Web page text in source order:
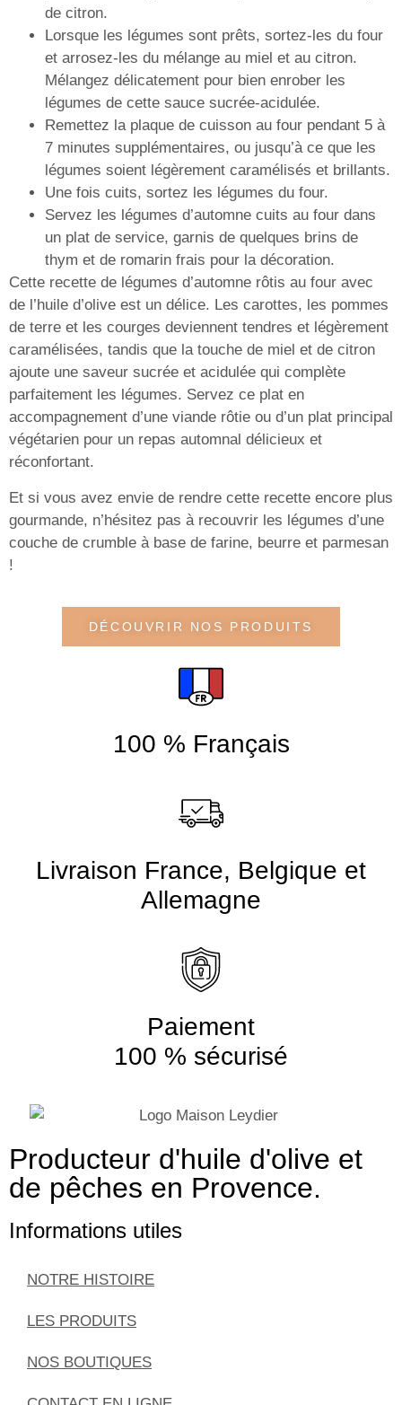
de citron.
Lorsque les légumes sont prêts, sortez-les du four
et arrosez-les du mélange au miel et au citron.
Mélangez délicatement pour bien enrober les
légumes de cette sauce sucrée-acidulée.
Remettez la plaque de cuisson au four pendant 5 à
7 minutes supplémentaires, ou jusqu’à ce que les
légumes soient légèrement caramélisés et brillants.
Une fois cuits, sortez les légumes du four.
Servez les légumes d’automne cuits au four dans
un plat de service, garnis de quelques brins de
thym et de romarin frais pour la décoration.
Cette recette de légumes d’automne rôtis au four avec
de l’huile d’olive est un délice. Les carottes, les pommes
de terre et les courges deviennent tendres et légèrement
caramélisées, tandis que la touche de miel et de citron
ajoute une saveur sucrée et acidulée qui complète
parfaitement les légumes. Servez ce plat en
accompagnement d’une viande rôtie ou d’un plat principal
végétarien pour un repas automnal délicieux et
réconfortant.
Et si vous avez envie de rendre cette recette encore plus
gourmande, n’hésitez pas à recouvrir les légumes d’une
couche de crumble à base de farine, beurre et parmesan
!
DÉCOUVRIR NOS PRODUITS
100 % Français
Livraison France, Belgique et
Allemagne
Paiement
100 % sécurisé
Producteur d'huile d'olive et
de pêches en Provence.
Informations utiles
NOTRE HISTOIRE
LES PRODUITS
NOS BOUTIQUES